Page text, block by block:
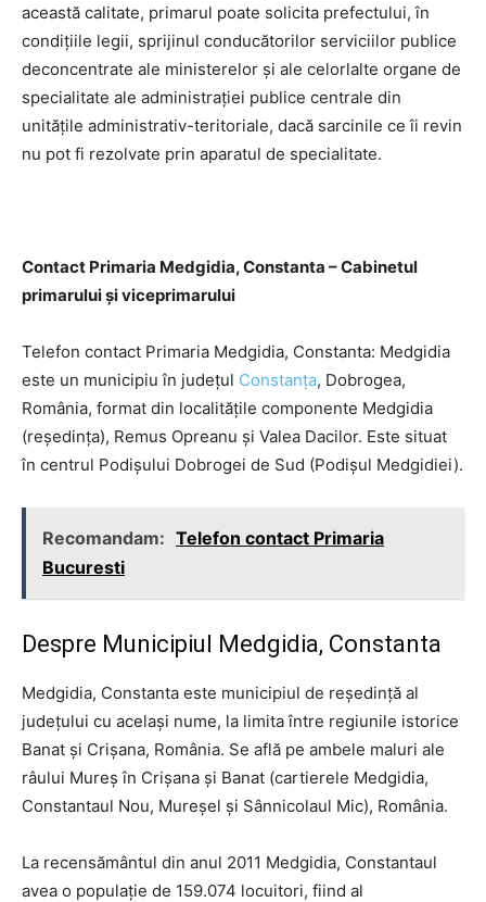
această calitate, primarul poate solicita prefectului, în
condiţiile legii, sprijinul conducătorilor serviciilor publice
deconcentrate ale ministerelor şi ale celorlalte organe de
specialitate ale administraţiei publice centrale din
unităţile administrativ-teritoriale, dacă sarcinile ce îi revin
nu pot fi rezolvate prin aparatul de specialitate.
Contact Primaria Medgidia, Constanta – Cabinetul
primarului şi viceprimarului
Telefon contact Primaria Medgidia, Constanta: Medgidia
este un municipiu în județul Constanța, Dobrogea,
România, format din localitățile componente Medgidia
(reședința), Remus Opreanu și Valea Dacilor. Este situat
în centrul Podișului Dobrogei de Sud (Podișul Medgidiei).
Recomandam: Telefon contact Primaria
Bucuresti
Despre Municipiul Medgidia, Constanta
Medgidia, Constanta este municipiul de reședință al
județului cu același nume, la limita între regiunile istorice
Banat și Crișana, România. Se află pe ambele maluri ale
râului Mureș în Crișana și Banat (cartierele Medgidia,
Constantaul Nou, Mureșel și Sânnicolaul Mic), România.
La recensământul din anul 2011 Medgidia, Constantaul
avea o populație de 159.074 locuitori, fiind al